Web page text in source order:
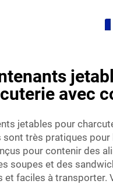
avec
jetables pour
sont très pratiques pour
pour contenir des
soupes et des
et faciles à transporter.